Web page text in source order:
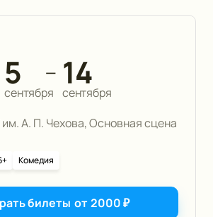
5
сентября
— 14
сентября
А. П. Чехова, Основная сцена
Комедия
билеты от2000₽